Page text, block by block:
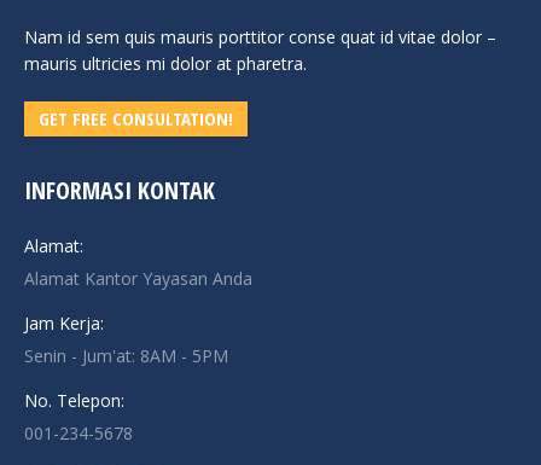
Nam id sem quis mauris porttitor conse quat id vitae dolor –
mauris ultricies mi dolor at pharetra.
GET FREE CONSULTATION!
INFORMASI KONTAK
Alamat:
Alamat Kantor Yayasan Anda
Jam Kerja:
Senin - Jum'at: 8AM - 5PM
No. Telepon:
001-234-5678